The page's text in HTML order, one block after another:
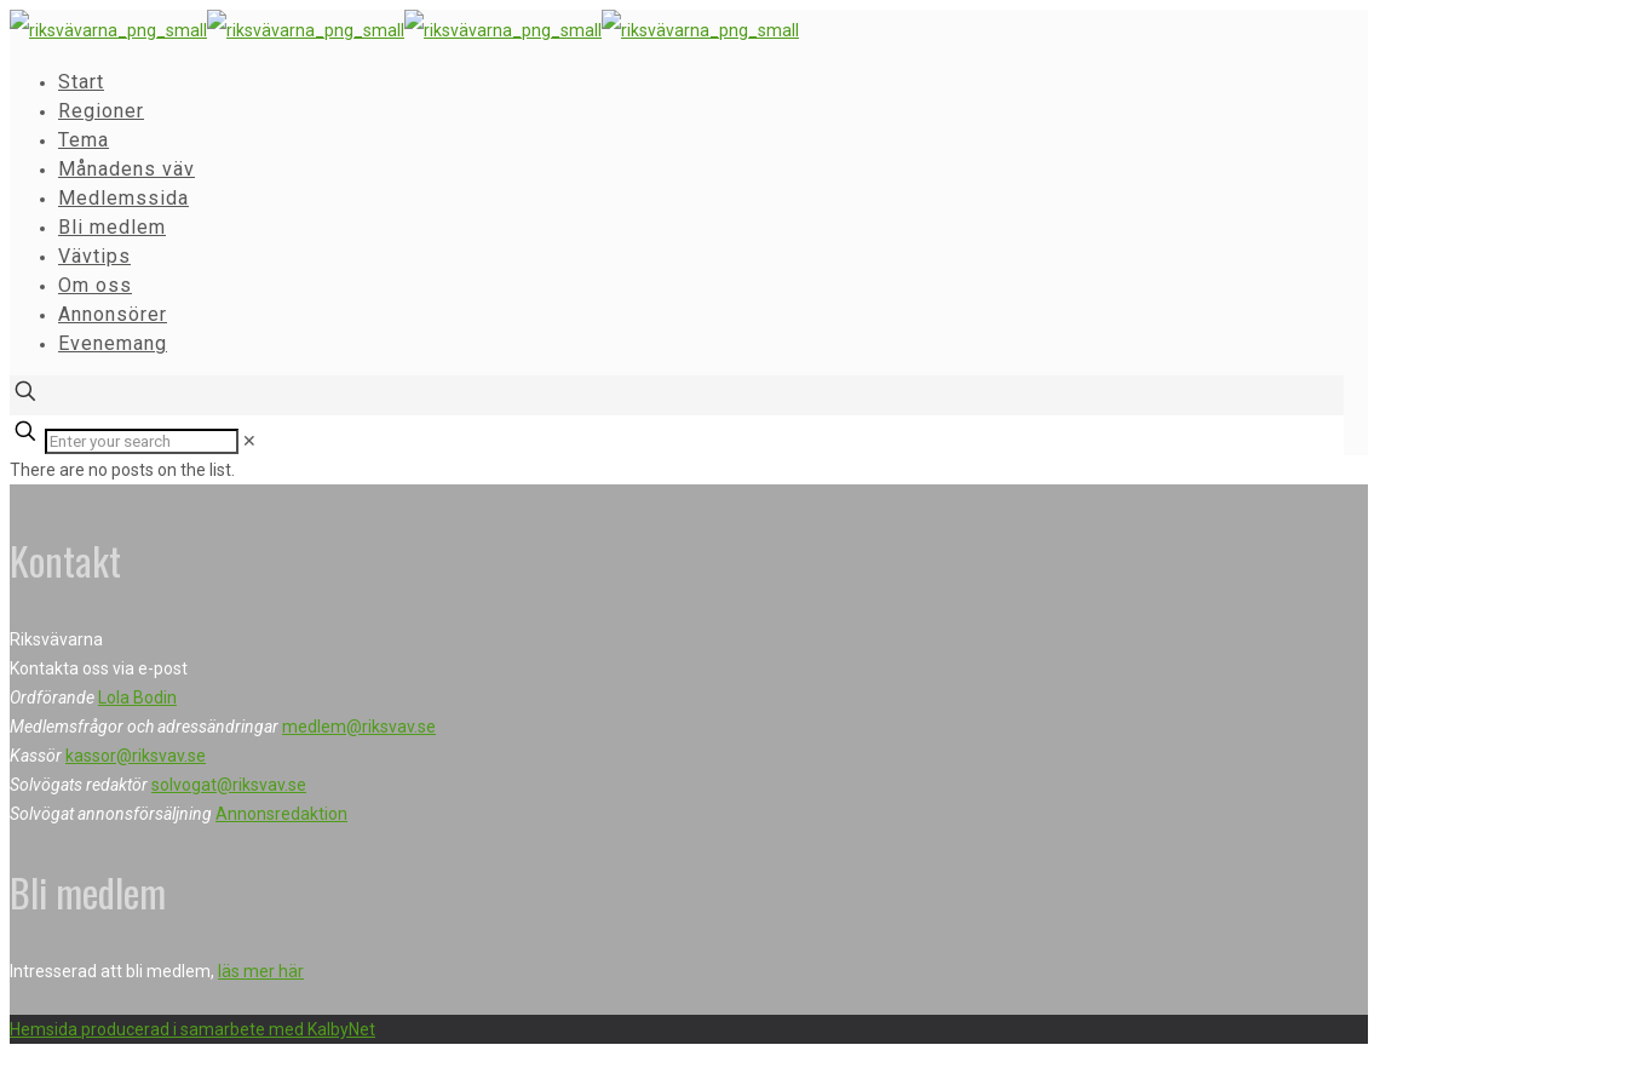
Start
Regioner
Tema
Månadens väv
Medlemssida
Bli medlem
Vävtips
Om oss
Annonsörer
Evenemang
✕
There are no posts on the list.
Kontakt
Riksvävarna
Kontakta oss via e-post
Ordförande
Lola Bodin
Medlemsfrågor och adressändringarmedlem@riksvav.se
Kassör kassor@riksvav.se
Solvögats redaktörsolvogat@riksvav.se
Solvögat annonsförsäljning Annonsredaktion
Bli medlem
Intresserad att bli medlem, läs mer här
Hemsida producerad i samarbete med KalbyNet